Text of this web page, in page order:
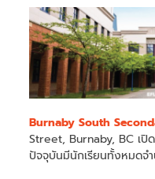
Burnaby South
Street, Burnaby, BC เปิ
ปัจจุบันมีนักเรียนทั้งหมดจ